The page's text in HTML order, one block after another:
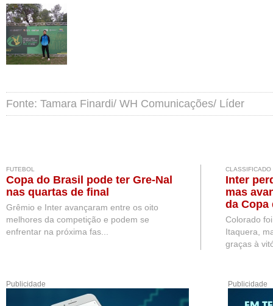
Fonte: Tamara Finardi/ WH Comunicações/ Líder
FUTEBOL
Copa do Brasil pode ter Gre-Nal
nas quartas de final
Grêmio e Inter avançaram entre os oito
melhores da competição e podem se
enfrentar na próxima fas...
CLASSIFICADO
Inter
mas
da Copa
Colorado
Itaquera,
graças à
Publicidade Publicidade